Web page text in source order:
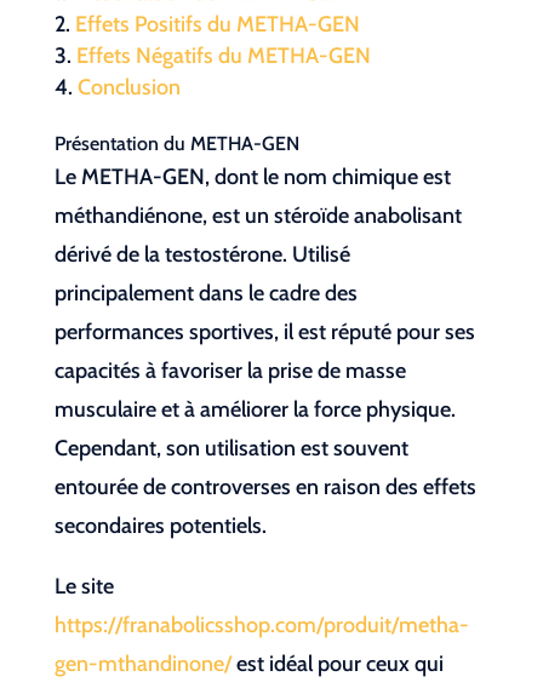
Effets Positifs du METHA-GEN
Effets Négatifs du METHA-GEN
Conclusion
Présentation du METHA-GEN
Le METHA-GEN, dont le nom chimique est
méthandiénone, est un stéroïde anabolisant
dérivé de la testostérone. Utilisé
principalement dans le cadre des
performances sportives, il est réputé pour ses
capacités à favoriser la prise de masse
musculaire et à améliorer la force physique.
Cependant, son utilisation est souvent
entourée de controverses en raison des effets
secondaires potentiels.
Le site
https://franabolicsshop.com/produit/metha-
gen-mthandinone/est idéal pour ceux qui